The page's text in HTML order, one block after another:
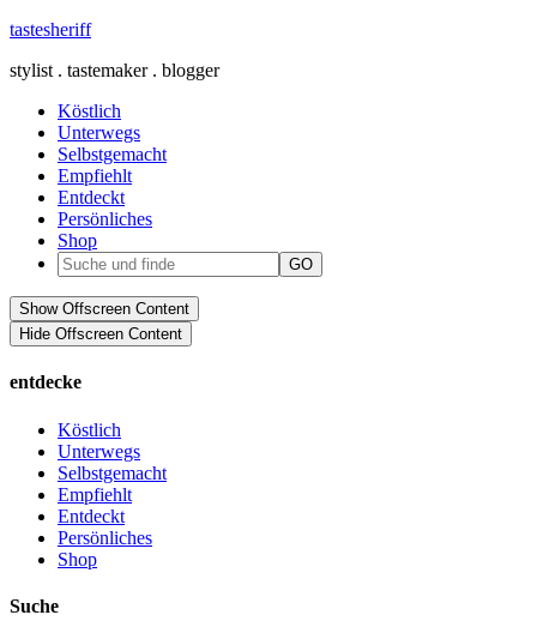
tastesheriff
stylist . tastemaker . blogger
Köstlich
Unterwegs
Selbstgemacht
Empfiehlt
Entdeckt
Persönliches
Shop
Show Offscreen Content
Hide Offscreen Content
entdecke
Köstlich
Unterwegs
Selbstgemacht
Empfiehlt
Entdeckt
Persönliches
Shop
Suche